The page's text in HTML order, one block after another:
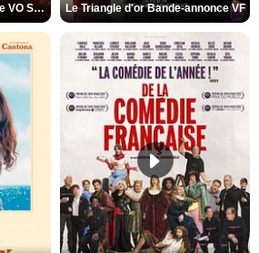
L'Odyssée Bande-annonce VO STFR Le Triangle d'or Bande-annonce VF